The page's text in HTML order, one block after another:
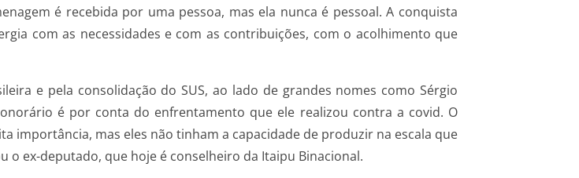
é recebida por uma pessoa, mas ela nunca é pessoal. A conquista
com as necessidades e com as contribuições, com o acolhimento que
e pela consolidação do SUS, ao lado de grandes nomes como Sérgio
é por conta do enfrentamento que ele realizou contra a covid. O
importância, mas eles não tinham a capacidade de produzir na escala que
o ex-deputado, que hoje é conselheiro da Itaipu Binacional.